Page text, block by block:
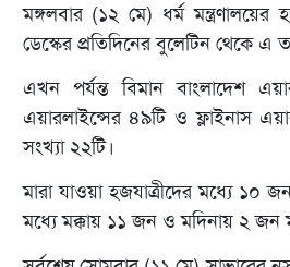
মঙ্গলবার (১২ মে) ধর্ম
ডেস্কের প্রতিদিনের বুলেটিন থেকে এ
এখন পর্যন্ত বিমান বাংলাদেশ
এয়ারলাইন্সের ৪৯টি ও ফ্লাইনাস
সংখ্যা ২২টি।
মারা যাওয়া হজযাত্রীদের মধ্যে
মধ্যে মক্কায় ১১ জন ও মদিনায় ২ জন